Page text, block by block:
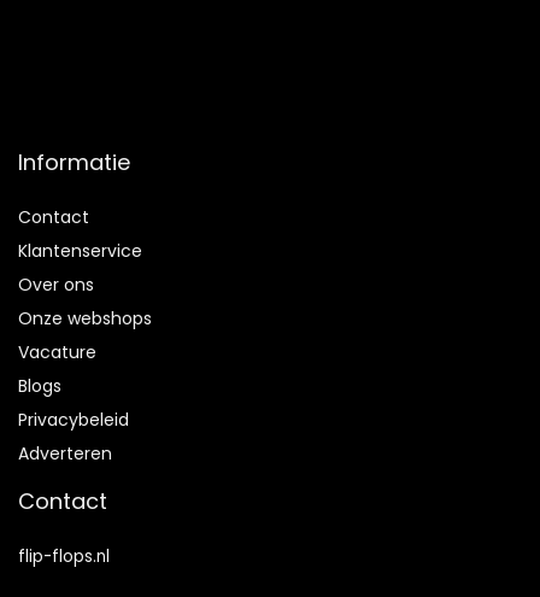
Informatie
Contact
Klantenservice
Over ons
Onze webshops
Vacature
Blogs
Privacybeleid
Adverteren
Contact
flip-flops.nl